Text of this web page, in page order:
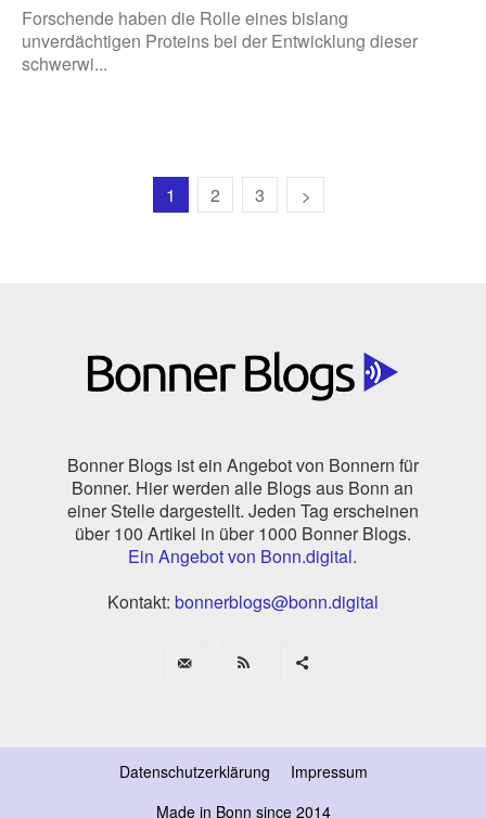
Forschende haben die Rolle eines bislang
unverdächtigen Proteins bei der Entwicklung dieser
schwerwi...
1 2 3
Bonner Blogs ist ein Angebot von Bonnern für
Bonner. Hier werden alle Blogs aus Bonn an
einer Stelle dargestellt. Jeden Tag erscheinen
über 100 Artikel in über 1000 Bonner Blogs.
Ein Angebot von Bonn.digital.
Kontakt: bonnerblogs@bonn.digital
Datenschutzerklärung
Impressum
Made in Bonn since 2014